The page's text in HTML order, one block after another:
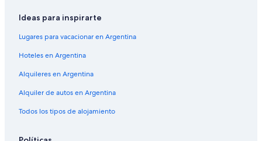
Ideas para inspirarte
Lugares para vacacionar en Argentina
Hoteles en Argentina
Alquileres en Argentina
Alquiler de autos en Argentina
Todos los tipos de alojamiento